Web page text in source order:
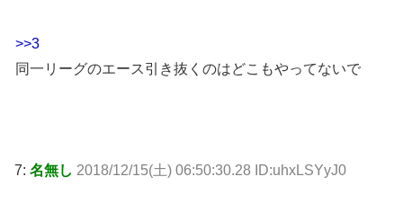
>>3
同一リーグのエース引き抜くのはどこもやってないで
7: 名無し 2018/12/15(土) 06:50:30.28 ID:uhxLSYyJ0